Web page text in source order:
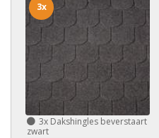
3x Dakshingles beverstaart
zwart
3x